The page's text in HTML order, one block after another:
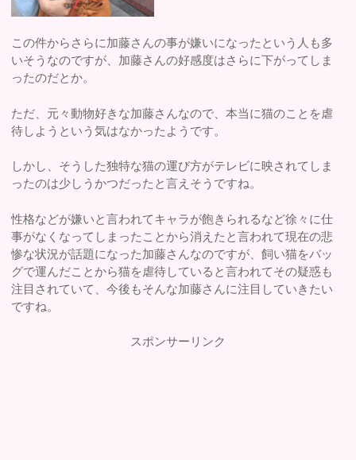
この件からさらに加藤さんの事が嫌いになったという人も多
いそうなのですが、加藤さんの好感度はさらに下がってしま
ったのだとか。
ただ、元々動物好きな加藤さんなので、本当に猫のことを虐
待しようという気はなかったようです。
しかし、そうした独特な猫の運び方がテレビに映されてしま
ったのは少しうかつだったと言えそうですね。
性格などが嫌いと言われてキャラが飽きられるなど徐々に仕
事がなくなってしまったことから消えたと言われて現在の悲
惨な状況が話題になった加藤さんなのですが、飼い猫をバッ
グで運んだことから猫を虐待していると言われてその疑惑も
注目されていて、今後もそんな加藤さんに注目していきたい
ですね。
スポンサーリンク